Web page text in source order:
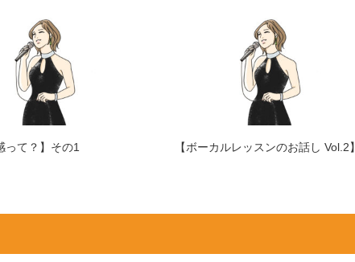
って？】その1 【ボーカルレッスンのお話し Vol.2】